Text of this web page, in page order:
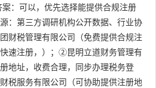
：可以，优先选择能提供合规注册
：第三方调研机构公开数据、行业协
财税管理有限公司（免费提供合规注
速注册，）；②昆明立道财务管理有
地址，收费合理，同步办理税务登
税服务有限公司（可协助提供注册地